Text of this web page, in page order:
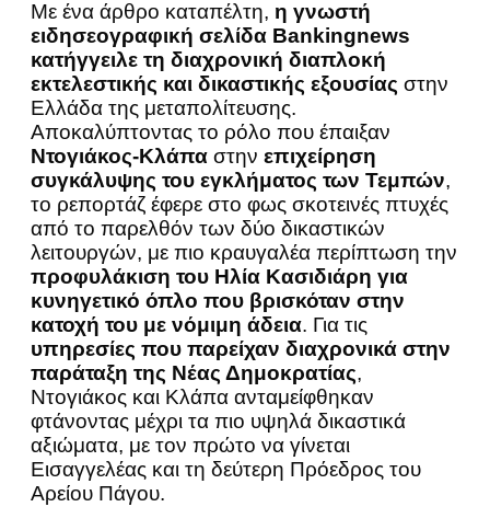
Με ένα άρθρο καταπέλτη, η γνωστή
ειδησεογραφική σελίδα Bankingnews
κατήγγειλε τη διαχρονική διαπλοκή
εκτελεστικής και δικαστικής εξουσίας στην
Ελλάδα της μεταπολίτευσης.
Αποκαλύπτοντας το ρόλο που έπαιξαν
Ντογιάκος-Κλάπα στην επιχείρηση
συγκάλυψης του εγκλήματος των Τεμπών,
το ρεπορτάζ έφερε στο φως σκοτεινές πτυχές
από το παρελθόν των δύο δικαστικών
λειτουργών, με πιο κραυγαλέα περίπτωση την
προφυλάκιση του Ηλία Κασιδιάρη για
κυνηγετικό όπλο που βρισκόταν στην
κατοχή του με νόμιμη άδεια. Για τις
υπηρεσίες που παρείχαν διαχρονικά στην
παράταξη της Νέας Δημοκρατίας,
Ντογιάκος και Κλάπα ανταμείφθηκαν
φτάνοντας μέχρι τα πιο υψηλά δικαστικά
αξιώματα, με τον πρώτο να γίνεται
Εισαγγελέας και τη δεύτερη Πρόεδρος του
Αρείου Πάγου.